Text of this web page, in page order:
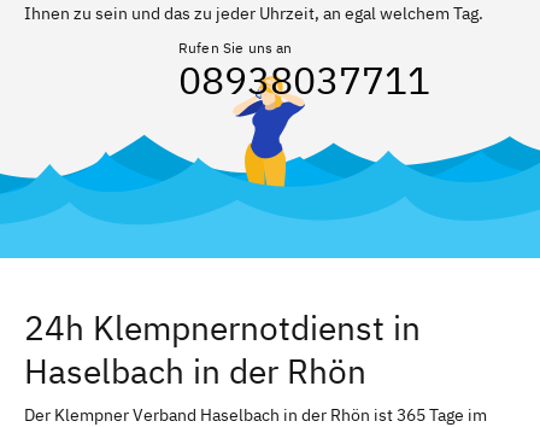
Ihnen zu sein und das zu jeder Uhrzeit, an egal welchem Tag.
Rufen Sie uns an
08938037711
24h Klempnernotdienst in
Haselbach in der Rhön
Der Klempner Verband Haselbach in der Rhön ist 365 Tage im